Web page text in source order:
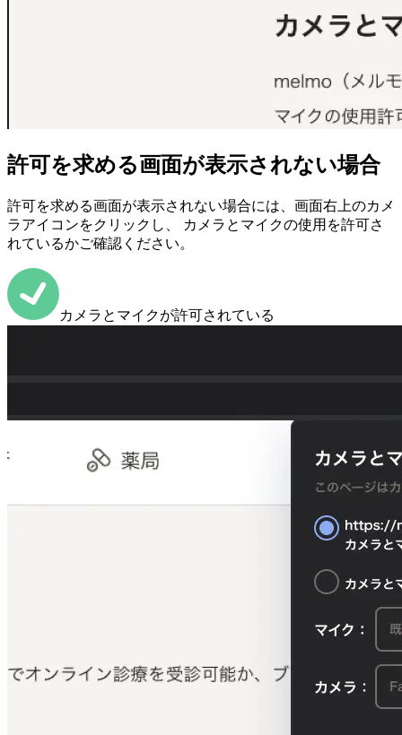
許可を求める画面が表示されない場合
許可を求める画面が表示されない場合には、画面右上のカメ
ラアイコンをクリックし、 カメラとマイクの使用を許可さ
れているかご確認ください。
カメラとマイクが許可されている